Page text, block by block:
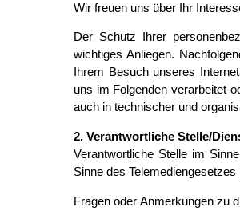
Wir freuen uns über Ihr
Der Schutz Ihrer
wichtiges Anliegen.
Ihrem Besuch unseres
uns im Folgenden verarbeitet
auch in technischer und
2. Verantwortliche Stelle/
Verantwortliche Stelle im
Sinne des
Fragen oder Anmerkungen zu